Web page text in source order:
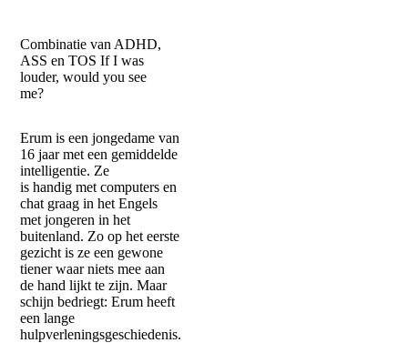
you
see
me?
Combinatie van ADHD,
ASS en TOS If I was
louder, would you see
me?
Erum is een jongedame van
16 jaar met een gemiddelde
intelligentie. Ze
is handig met computers en
chat graag in het Engels
met jongeren in het
buitenland. Zo op het eerste
gezicht is ze een gewone
tiener waar niets mee aan
de hand lijkt te zijn. Maar
schijn bedriegt: Erum heeft
een lange
hulpverleningsgeschiedenis.